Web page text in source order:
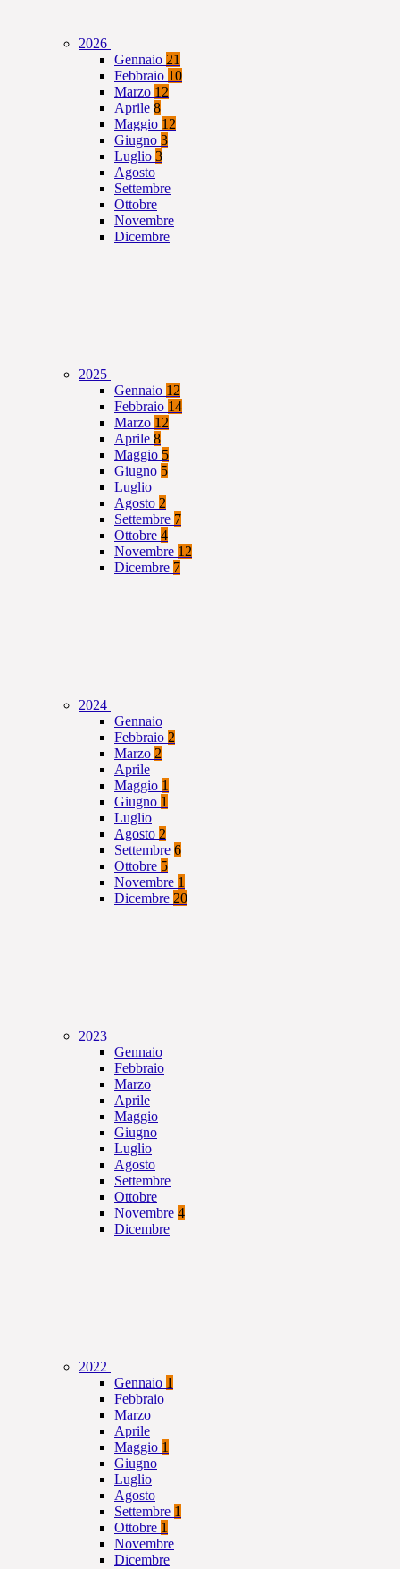
2026
Gennaio 21
Febbraio 10
Marzo 12
Aprile 8
Maggio 12
Giugno 3
Luglio 3
Agosto
Settembre
Ottobre
Novembre
Dicembre
2025
Gennaio 12
Febbraio 14
Marzo 12
Aprile 8
Maggio 5
Giugno 5
Luglio
Agosto 2
Settembre 7
Ottobre 4
Novembre 12
Dicembre 7
2024
Gennaio
Febbraio 2
Marzo 2
Aprile
Maggio 1
Giugno 1
Luglio
Agosto 2
Settembre 6
Ottobre 5
Novembre 1
Dicembre 20
2023
Gennaio
Febbraio
Marzo
Aprile
Maggio
Giugno
Luglio
Agosto
Settembre
Ottobre
Novembre 4
Dicembre
2022
Gennaio 1
Febbraio
Marzo
Aprile
Maggio 1
Giugno
Luglio
Agosto
Settembre 1
Ottobre 1
Novembre
Dicembre